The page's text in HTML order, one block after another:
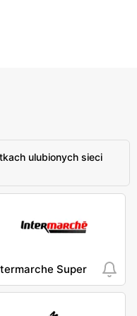
ulubionych sieci
Super